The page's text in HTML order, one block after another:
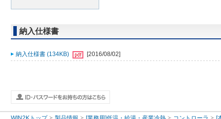
納入仕様書
納入仕様書 (134KB) [2016/08/02]